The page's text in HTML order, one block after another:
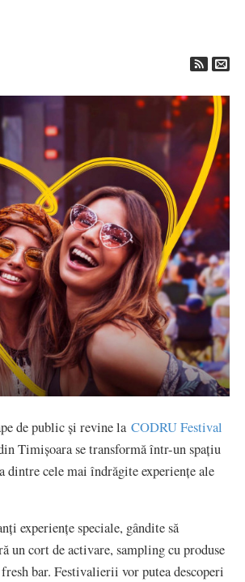
de public și revine la CODRU Festival
Timișoara se transformă într-un spațiu
cele mai îndrăgite experiențe ale
experiențe speciale, gândite să
un cort de activare, sampling cu produse
bar. Festivalierii vor putea descoperi